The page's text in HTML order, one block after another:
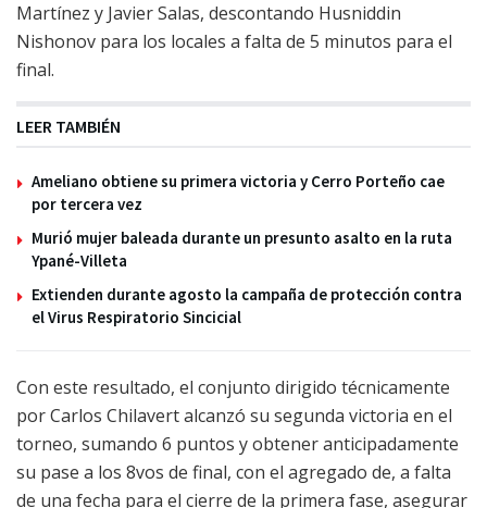
Martínez y Javier Salas, descontando Husniddin
Nishonov para los locales a falta de 5 minutos para el
final.
LEER TAMBIÉN
Ameliano obtiene su primera victoria y Cerro Porteño cae
por tercera vez
Murió mujer baleada durante un presunto asalto en la ruta
Ypané-Villeta
Extienden durante agosto la campaña de protección contra
el Virus Respiratorio Sincicial
Con este resultado, el conjunto dirigido técnicamente
por Carlos Chilavert alcanzó su segunda victoria en el
torneo, sumando 6 puntos y obtener anticipadamente
su pase a los 8vos de final, con el agregado de, a falta
de una fecha para el cierre de la primera fase, asegurar